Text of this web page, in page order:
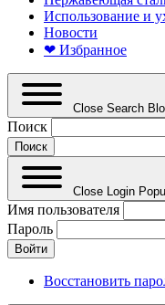
Использование и
Новости
❤ Избранное
Close Search
Поиск
Close Login
Имя пользователя
Пароль
Восстановить